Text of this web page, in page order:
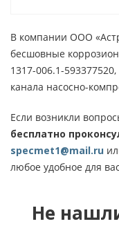
В компании ООО
бесшовные
1317-006.1-
канала насосно-
Если возникли
бесплатно
specmet1@mail.ru
любое удобное для
Не